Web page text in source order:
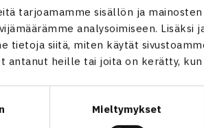
tarjoamamme sisällön ja
analysoimiseen. Lisäksi
tietoja siitä, miten käytät
antanut heille tai joita on kerätty,
Mieltymykset
järjestettiin yhteistyössä
strategiana on toteuttaa entistä
ja antaa niille aiempaa vahvempaa